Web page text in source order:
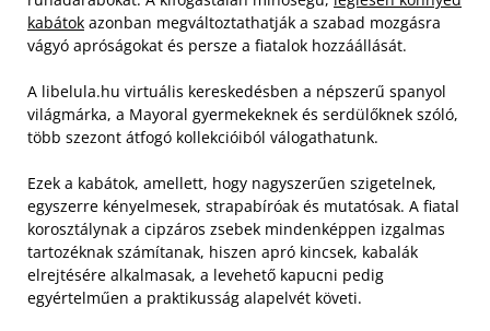
kabátok azonban megváltoztathatják a szabad mozgásra
vágyó apróságokat és persze a fiatalok hozzáállását.
A libelula.hu virtuális kereskedésben a népszerű spanyol
világmárka, a Mayoral gyermekeknek és serdülőknek szóló,
több szezont átfogó kollekcióiból válogathatunk.
Ezek a kabátok, amellett, hogy nagyszerűen szigetelnek,
egyszerre kényelmesek, strapabíróak és mutatósak. A fiatal
korosztálynak a cipzáros zsebek mindenképpen izgalmas
tartozéknak számítanak, hiszen apró kincsek, kabalák
elrejtésére alkalmasak, a levehető kapucni pedig
egyértelműen a praktikusság alapelvét követi.